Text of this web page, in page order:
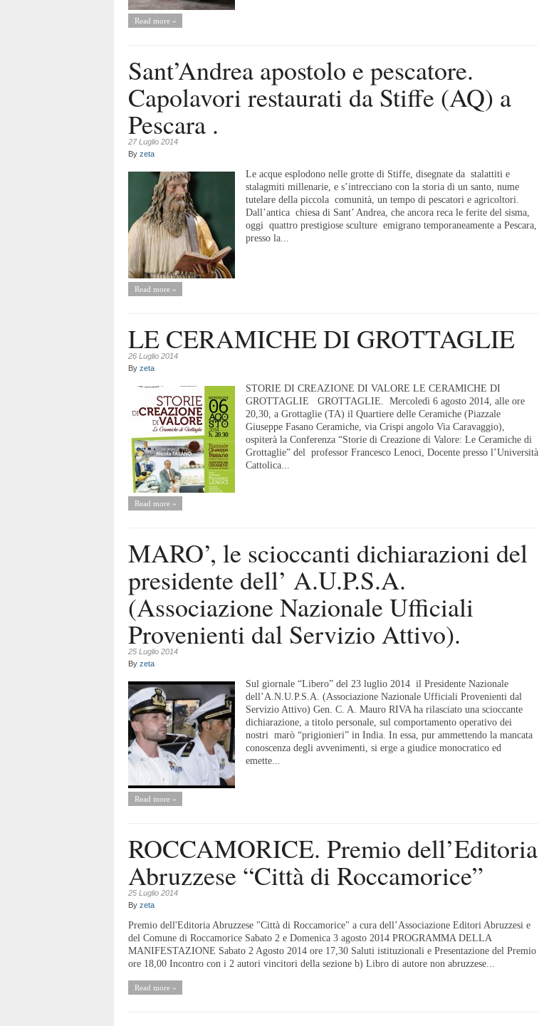
Read more »
Sant’Andrea apostolo e pescatore.
Capolavori restaurati da Stiffe (AQ) a
Pescara .
27 Luglio 2014
By zeta
Le acque esplodono nelle grotte di Stiffe, disegnate da stalattiti e
stalagmiti millenarie, e s’intrecciano con la storia di un santo, nume
tutelare della piccola comunità, un tempo di pescatori e agricoltori.
Dall’antica chiesa di Sant’ Andrea, che ancora reca le ferite del sisma,
oggi quattro prestigiose sculture emigrano temporaneamente a Pescara,
presso la...
Read more »
LE CERAMICHE DI GROTTAGLIE
26 Luglio 2014
By zeta
STORIE DI CREAZIONE DI VALORE LE CERAMICHE DI
GROTTAGLIE GROTTAGLIE. Mercoledì 6 agosto 2014, alle ore
20,30, a Grottaglie (TA) il Quartiere delle Ceramiche (Piazzale
Giuseppe Fasano Ceramiche, via Crispi angolo Via Caravaggio),
ospiterà la Conferenza “Storie di Creazione di Valore: Le Ceramiche di
Grottaglie” del professor Francesco Lenoci, Docente presso l’Università
Cattolica...
Read more »
MARO’, le scioccanti dichiarazioni del
presidente dell’ A.U.P.S.A.
(Associazione Nazionale Ufficiali
Provenienti dal Servizio Attivo).
25 Luglio 2014
By zeta
Sul giornale “Libero” del 23 luglio 2014 il Presidente Nazionale
dell’A.N.U.P.S.A. (Associazione Nazionale Ufficiali Provenienti dal
Servizio Attivo) Gen. C. A. Mauro RIVA ha rilasciato una scioccante
dichiarazione, a titolo personale, sul comportamento operativo dei
nostri marò “prigionieri” in India. In essa, pur ammettendo la mancata
conoscenza degli avvenimenti, si erge a giudice monocratico ed
emette...
Read more »
ROCCAMORICE. Premio dell’Editoria
Abruzzese “Città di Roccamorice”
25 Luglio 2014
By zeta
Premio dell'Editoria Abruzzese "Città di Roccamorice" a cura dell’Associazione Editori Abruzzesi e
del Comune di Roccamorice Sabato 2 e Domenica 3 agosto 2014 PROGRAMMA DELLA
MANIFESTAZIONE Sabato 2 Agosto 2014 ore 17,30 Saluti istituzionali e Presentazione del Premio
ore 18,00 Incontro con i 2 autori vincitori della sezione b) Libro di autore non abruzzese...
Read more »